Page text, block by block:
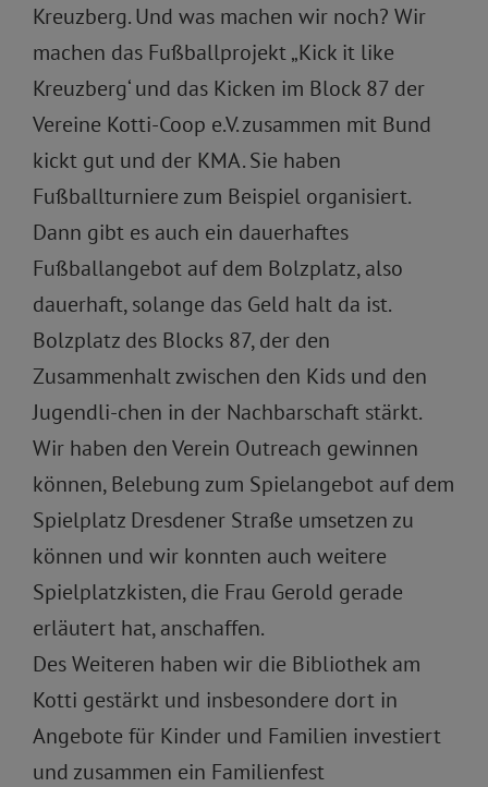
Kreuzberg. Und was machen wir noch? Wir
machen das Fußballprojekt „Kick it like
Kreuzberg‘ und das Kicken im Block 87 der
Vereine Kotti-Coop e.V. zusammen mit Bund
kickt gut und der KMA. Sie haben
Fußballturniere zum Beispiel organisiert.
Dann gibt es auch ein dauerhaftes
Fußballangebot auf dem Bolzplatz, also
dauerhaft, solange das Geld halt da ist.
Bolzplatz des Blocks 87, der den
Zusammenhalt zwischen den Kids und den
Jugendli-chen in der Nachbarschaft stärkt.
Wir haben den Verein Outreach gewinnen
können, Belebung zum Spielangebot auf dem
Spielplatz Dresdener Straße umsetzen zu
können und wir konnten auch weitere
Spielplatzkisten, die Frau Gerold gerade
erläutert hat, anschaffen.
Des Weiteren haben wir die Bibliothek am
Kotti gestärkt und insbesondere dort in
Angebote für Kinder und Familien investiert
und zusammen ein Familienfest